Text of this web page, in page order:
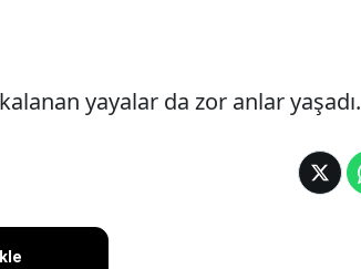
yayalar da zor anlar yaşadı.